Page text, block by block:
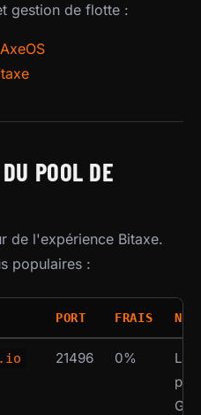
gestion de flotte :
POOL DE
de l'expérience Bitaxe.
populaires :
PORT FRAIS
21496 0%
Le